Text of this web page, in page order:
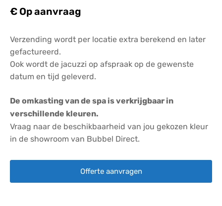
€ Op aanvraag
Verzending wordt per locatie extra berekend en later
gefactureerd.
Ook wordt de jacuzzi op afspraak op de gewenste
datum en tijd geleverd.
De omkasting van de spa is verkrijgbaar in
verschillende kleuren.
Vraag naar de beschikbaarheid van jou gekozen kleur
in de showroom van Bubbel Direct.
Offerte aanvragen